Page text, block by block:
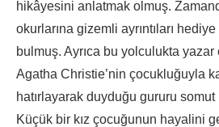
hikâyesini anlatmak olmuş.
okurlarına gizemli ayrıntıları
bulmuş. Ayrıca bu yolculukta
Agatha Christie’nin çocukluğuyla
hatırlayarak duyduğu gururu
Küçük bir kız çocuğunun hayalini